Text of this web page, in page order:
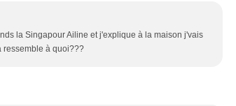
la Singapour Ailine et j'explique à la maison j'vais
ressemble à quoi???